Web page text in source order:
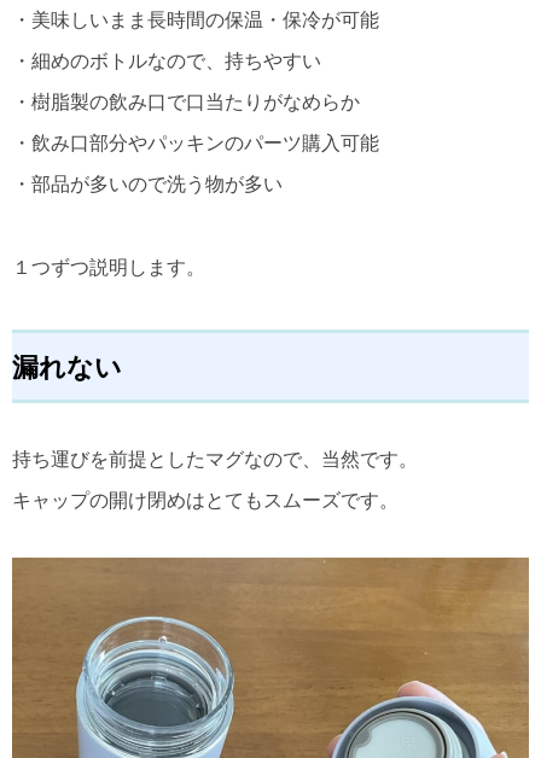
・美味しいまま長時間の保温・保冷が可能
・細めのボトルなので、持ちやすい
・樹脂製の飲み口で口当たりがなめらか
・飲み口部分やパッキンのパーツ購入可能
・部品が多いので洗う物が多い
１つずつ説明します。
漏れない
持ち運びを前提としたマグなので、当然です。
キャップの開け閉めはとてもスムーズです。